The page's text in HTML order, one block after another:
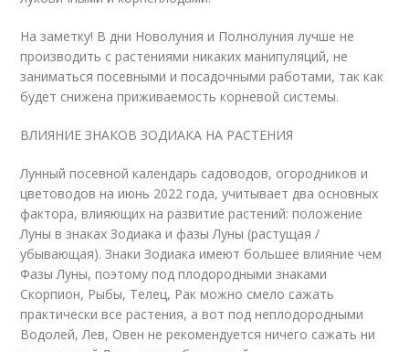
На заметку! В дни Новолуния и Полнолуния лучше не
производить с растениями никаких манипуляций, не
заниматься посевными и посадочными работами, так как
будет снижена приживаемость корневой системы.
ВЛИЯНИЕ ЗНАКОВ ЗОДИАКА НА РАСТЕНИЯ
Лунный посевной календарь садоводов, огородников и
цветоводов на июнь 2022 года, учитывает два основных
фактора, влияющих на развитие растений: положение
Луны в знаках Зодиака и фазы Луны (растущая /
убывающая). Знаки Зодиака имеют большее влияние чем
Фазы Луны, поэтому под плодородными знаками
Скорпион, Рыбы, Телец, Рак можно смело сажать
практически все растения, а вот под неплодородными
Водолей, Лев, Овен не рекомендуется ничего сажать ни